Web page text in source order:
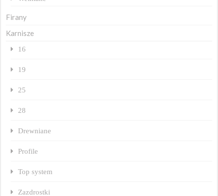
Firany
Karnisze
16
19
25
28
Drewniane
Profile
Top system
Zazdrostki